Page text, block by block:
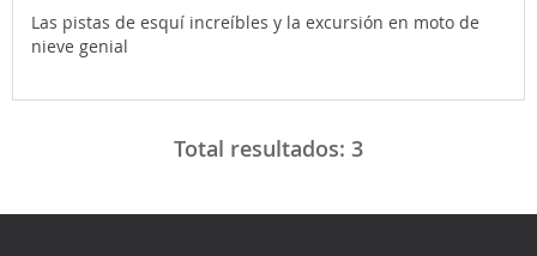
Las pistas de esquí increíbles y la excursión en moto de
nieve genial
Total resultados: 3